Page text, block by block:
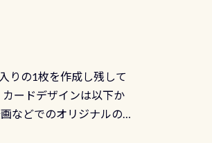
りの1枚を作成し残して
ードデザインは以下か
などでのオリジナルの